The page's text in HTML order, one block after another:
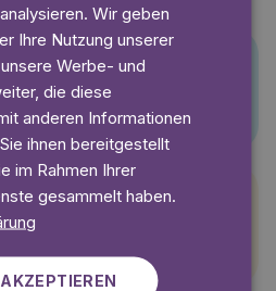
Wir geben
Ihre Nutzung unserer
Werbe- und
die diese
anderen Informationen
ihnen bereitgestellt
im Rahmen Ihrer
gesammelt haben.